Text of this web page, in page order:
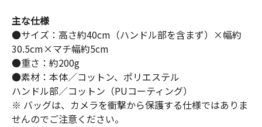
主な仕様
●サイズ：高さ約40cm（ハンドル部を含まず）×幅約
30.5cm×マチ幅約5cm
●重さ：約200g
●素材：本体／コットン、ポリエステル
ハンドル部／コットン（PUコーティング）
※ バッグは、カメラを衝撃から保護する仕様ではありま
せんのでご注意ください。